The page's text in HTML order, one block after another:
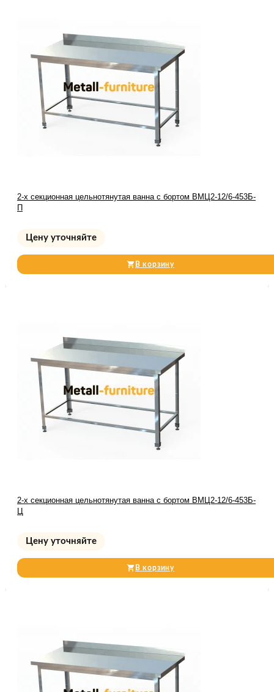
2-х секционная цельнотянутая ванна с бортом ВМЦ2-12/6-453Б-
П
Цену уточняйте
В корзину
2-х секционная цельнотянутая ванна с бортом ВМЦ2-12/6-453Б-
Цену уточняйте
В корзину